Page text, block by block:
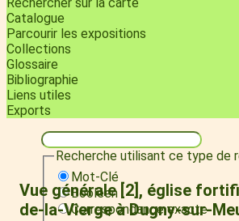
Catalogue
Parcourir les expositions
Collections
Glossaire
Bibliographie
Liens utiles
Exports
Recherche utilisant ce type de
Mot-Clé
Booléen
Correspondance exacte
Vue générale [2], église
de-la-Vierge à Dugny-sur-